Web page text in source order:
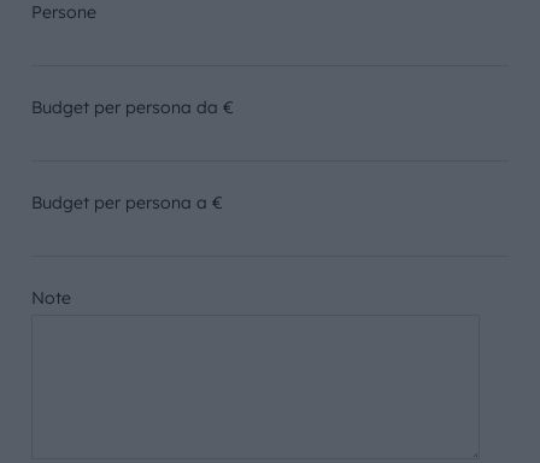
Persone
Budget per persona da €
Budget per persona a €
Note